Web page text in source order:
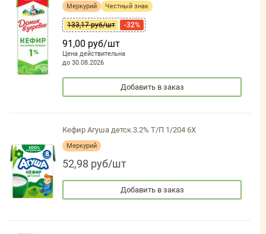
Меркурий Честный знак
133,17 руб/шт -32%
91,00 руб/шт
Цена действительна
до 30.08.2026
Добавить в заказ
Кефир Агуша детск.3.2% Т/П 1/204 6Х
Меркурий
52,98 руб/шт
Добавить в заказ